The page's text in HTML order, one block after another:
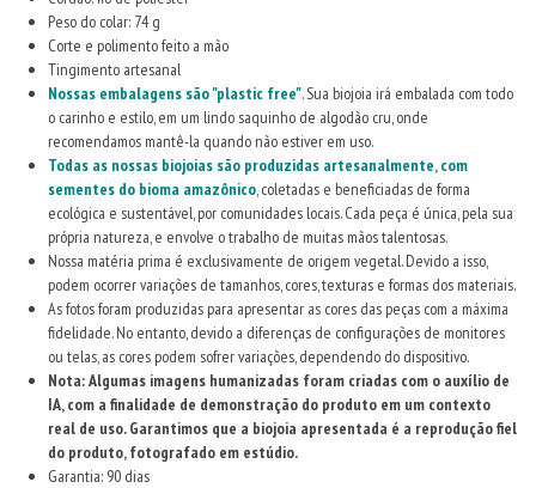
Peso do colar: 74 g
Corte e polimento feito a mão
Tingimento artesanal
Nossas embalagens são "plastic free". Sua biojoia irá embalada com todo
o carinho e estilo, em um lindo saquinho de algodão cru, onde
recomendamos mantê-la quando não estiver em uso.
Todas as nossas biojoias são produzidas artesanalmente, com
sementes do bioma amazônico, coletadas e beneficiadas de forma
ecológica e sustentável, por comunidades locais. Cada peça é única, pela sua
própria natureza, e envolve o trabalho de muitas mãos talentosas.
Nossa matéria prima é exclusivamente de origem vegetal. Devido a isso,
podem ocorrer variações de tamanhos, cores, texturas e formas dos materiais.
As fotos foram produzidas para apresentar as cores das peças com a máxima
fidelidade. No entanto, devido a diferenças de configurações de monitores
ou telas, as cores podem sofrer variações, dependendo do dispositivo.
Nota: Algumas imagens humanizadas foram criadas com o auxílio de
IA, com a finalidade de demonstração do produto em um contexto
real de uso. Garantimos que a biojoia apresentada é a reprodução fiel
do produto, fotografado em estúdio.
Garantia: 90 dias